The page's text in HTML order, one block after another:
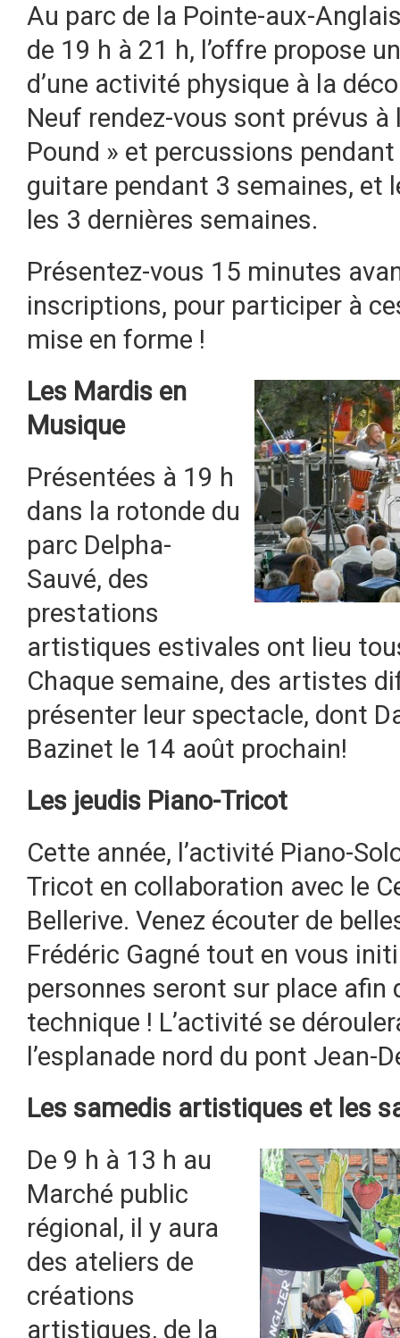
Au parc de la Pointe-aux-
de 19 h à 21 h, l’offre propose
d’une activité physique à la
Neuf rendez-vous sont prévus à
Pound » et percussions
guitare pendant 3 semaines, et
les 3 dernières semaines.
Présentez-vous 15 minutes
inscriptions, pour participer à
mise en forme !
Les Mardis en
Musique
Présentées à 19 h
dans la rotonde du
parc Delpha-
Sauvé, des
prestations
artistiques estivales ont lieu
Chaque semaine, des artistes
présenter leur spectacle, dont
Bazinet le 14 août prochain!
Les jeudis Piano-Tricot
Cette année, l’activité Piano-
Tricot en collaboration avec le
Bellerive. Venez écouter de
Frédéric Gagné tout en vous
personnes seront sur place afin
technique ! L’activité se
l’esplanade nord du pont Jean-
Les samedis artistiques et les
De 9 h à 13 h au
Marché public
régional, il y aura
des ateliers de
créations
artistiques, de la